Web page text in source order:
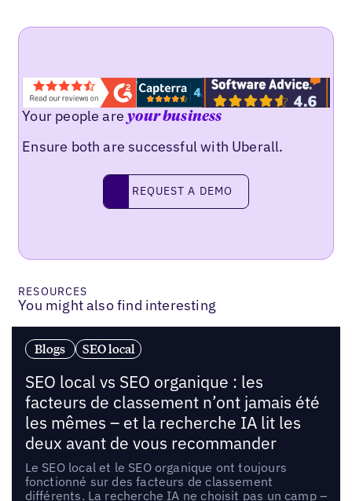
Your people areyour business
Ensure both are successful with Uberall.
Request a demo
REQUEST A DEMO
RESOURCES
You might also find interesting
Blogs SEO local
SEO local vs SEO organique : les
facteurs de classement n’ont jamais été
les mêmes – et la recherche IA lit les
deux avant de vous recommander
Le SEO local et le SEO organique ont toujours
fonctionné sur des facteurs de classement
différents. La recherche IA ne choisit pas un camp –